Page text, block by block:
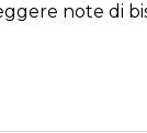
note di